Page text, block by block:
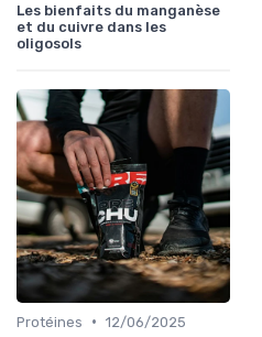
Les bienfaits du manganèse
et du cuivre dans les
oligosols
Protéines • 12/06/2025